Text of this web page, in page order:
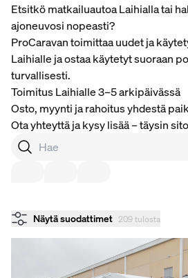
Etsitkö matkailuautoa Laihialla tai
ajoneuvosi nopeasti?
ProCaravan toimittaa uudet ja
Laihialle ja ostaa käytetyt suoraan
turvallisesti.
Toimitus Laihialle 3–5 arkipäivässä
Osto, myynti ja rahoitus yhdestä
Ota yhteyttä ja kysy lisää – täysin
Näytä suodattimet 209 tulosta